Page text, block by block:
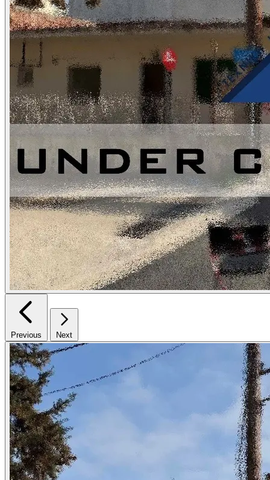
Previous Next